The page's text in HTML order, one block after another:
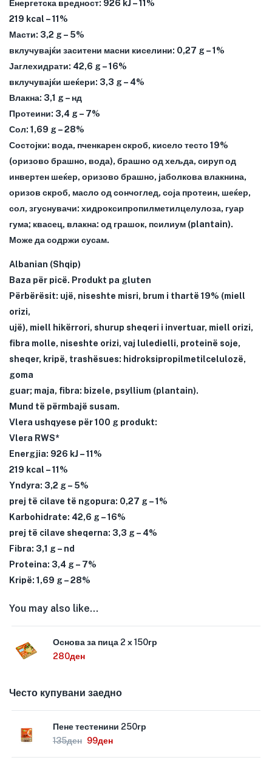
Енергетска вредност: 926 kJ – 11%
219 kcal – 11%
Масти: 3,2 g – 5%
вклучувајќи заситени масни киселини: 0,27 g – 1%
Јаглехидрати: 42,6 g – 16%
вклучувајќи шеќери: 3,3 g – 4%
Влакна: 3,1 g – нд
Протеини: 3,4 g – 7%
Сол: 1,69 g – 28%
Состојки: вода, пченкарен скроб, кисело тесто 19%
(оризово брашно, вода), брашно од хељда, сируп од
инвертен шеќер, оризово брашно, јаболкова влакнина,
оризов скроб, масло од сончоглед, соја протеин, шеќер,
сол, згуснувачи: хидроксипропилметилцелулоза, гуар
гума; квасец, влакна: од грашок, псилиум (plantain).
Може да содржи сусам.
Albanian (Shqip)
Baza për picë. Produkt pa gluten
Përbërësit: ujë, niseshte misri, brum i thartë 19% (miell
orizi,
ujë), miell hikërrori, shurup sheqeri i invertuar, miell orizi,
fibra molle, niseshte orizi, vaj luledielli, proteinë soje,
sheqer, kripë, trashësues: hidroksipropilmetilcelulozë,
goma
guar; maja, fibra: bizele, psyllium (plantain).
Mund të përmbajë susam.
Vlera ushqyese për 100 g produkt:
Vlera RWS*
Energjia: 926 kJ – 11%
219 kcal – 11%
Yndyra: 3,2 g – 5%
prej të cilave të ngopura: 0,27 g – 1%
Karbohidrate: 42,6 g – 16%
prej të cilave sheqerna: 3,3 g – 4%
Fibra: 3,1 g – nd
Proteina: 3,4 g – 7%
Kripë: 1,69 g – 28%
You may also like…
Основа за пица 2 х 150гр
280ден
Често купувани заедно
Пене тестенини 250гр
135ден 99ден